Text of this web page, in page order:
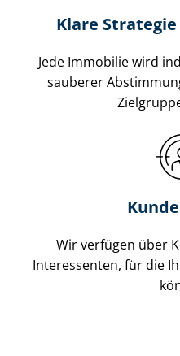
Klare
Jede Immobilie wird
sauberer
Wir verfügen über
Interessenten, für die